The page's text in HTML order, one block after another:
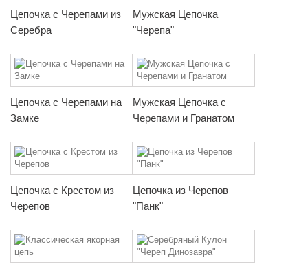
Цепочка с Черепами из
Серебра
Мужская Цепочка
"Черепа"
Цепочка с Черепами на
Замке
Мужская Цепочка с
Черепами и Гранатом
Цепочка с Крестом из
Черепов
Цепочка из Черепов
"Панк"